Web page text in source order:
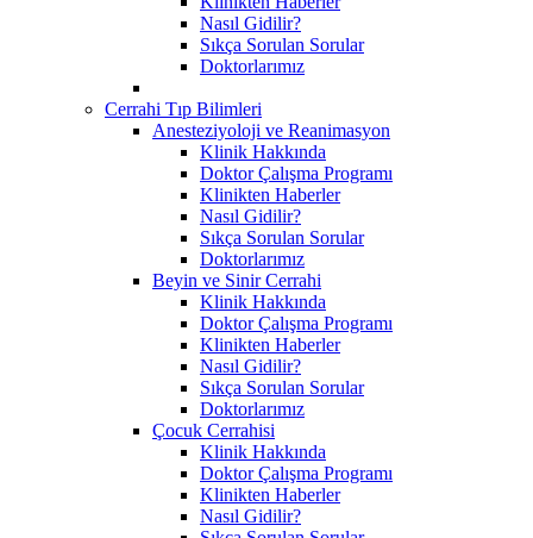
Nasıl Gidilir?
Sıkça Sorulan Sorular
Doktorlarımız
Cerrahi Tıp Bilimleri
Anesteziyoloji ve Reanimasyon
Klinik Hakkında
Doktor Çalışma Programı
Klinikten Haberler
Nasıl Gidilir?
Sıkça Sorulan Sorular
Doktorlarımız
Beyin ve Sinir Cerrahi
Klinik Hakkında
Doktor Çalışma Programı
Klinikten Haberler
Nasıl Gidilir?
Sıkça Sorulan Sorular
Doktorlarımız
Çocuk Cerrahisi
Klinik Hakkında
Doktor Çalışma Programı
Klinikten Haberler
Nasıl Gidilir?